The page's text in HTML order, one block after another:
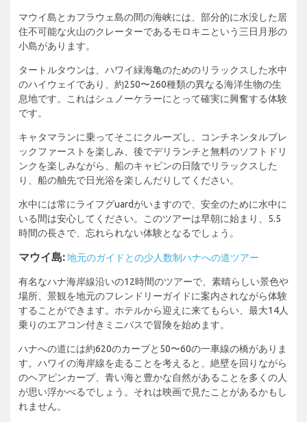
マウイ島とカフラウェ島の間の海峡には、部分的に水没した居
住不可能な火山のクレーターであるモロキニという三日月形の
小島があります。
タートルタウンは、ハワイ緑海亀のためのリラックスした水中
のハイウェイであり、約250〜260種類の異なる海洋生物の生
息地です。これはシュノーケラーにとって確実に興奮する体験
です。
キャタマランに乗ってそこにクルーズし、コンチネンタルブレ
ックファーストを楽しみ、後でデリランチと無料のソフトドリ
ンクを楽しみながら、船のキャビンの日陰でリラックスした
り、船の舳先で日光浴を楽しんだりしてください。
水中には常にライフグuardがいますので、安全のために水中に
いる間は安心してください。このツアーは早朝に始まり、5.5
時間の長さで、忘れられない体験となるでしょう。
マウイ島:地元のガイドとの少人数制ハナへの道ツアー
有名なハナ海岸線沿いの12時間のツアーで、素晴らしい景色や
場所、景観を地元のフレンドリーガイドに案内されながら体験
することができます。ホテルから迎えに来てもらい、最大14人
乗りのエアコン付きミニバスで冒険を始めます。
ハナへの道には約620のカーブと50〜60の一車線の橋がありま
す。ハワイの海岸線を走ることを考えると、絶壁を回りながら
のヘアピンカーブ、青い海と豊かな自然があることを多くの人
が思い浮かべるでしょう。それは映画で見たことがあるかもし
れません。